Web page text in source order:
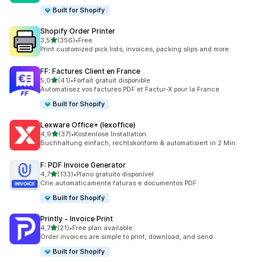
Built for Shopify
Shopify Order Printer
3,5de 5 estrelas
(356)
356 total de avaliações
•Free
Print customized pick lists, invoices, packing slips and more
FF: Factures Client en France
5,0de 5 estrelas
(41)
41 total de avaliações
•Forfait gratuit disponible
Automatisez vos factures PDF et Factur-X pour la France
Built for Shopify
Lexware Office+ (lexoffice)
4,9de 5 estrelas
(37)
37 total de avaliações
•Kostenlose Installation
Buchhaltung einfach, rechtskonform & automatisiert in 2 Min.
F: PDF Invoice Generator
4,7de 5 estrelas
(133)
133 total de avaliações
•Plano gratuito disponível
Crie automaticamente faturas e documentos PDF
Built for Shopify
Printly ‑ Invoice Print
4,7de 5 estrelas
(21)
21 total de avaliações
•Free plan available
Order invoices are simple to print, download, and send.
Built for Shopify